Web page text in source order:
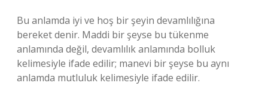
Bu anlamda iyi ve hoş bir şeyin devamlılığına
bereket denir. Maddi bir şeyse bu tükenme
anlamında değil, devamlılık anlamında bolluk
kelimesiyle ifade edilir; manevi bir şeyse bu aynı
anlamda mutluluk kelimesiyle ifade edilir.